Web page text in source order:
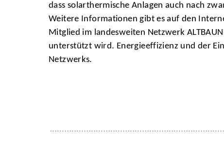
dass solarthermische Anlagen auch nach
Weitere Informationen gibt es auf den
Mitglied im landesweiten Netzwerk
unterstützt wird. Energieeffizienz und der
Netzwerks.